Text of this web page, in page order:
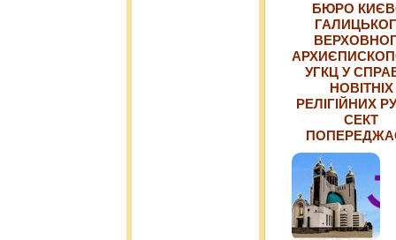
БЮРО
УГКЦ У
НОВІТНІХ
РЕЛІГІЙНИХ
СЕКТ